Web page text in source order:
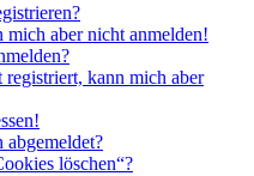
aber nicht anmelden!
kann mich aber
abgemeldet?
löschen“?